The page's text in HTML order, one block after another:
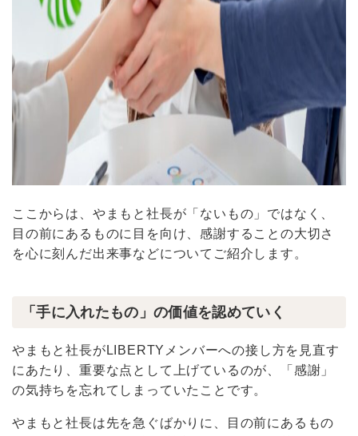
ここからは、やまもと社長が「ないもの」ではなく、
目の前にあるものに目を向け、感謝することの大切さ
を心に刻んだ出来事などについてご紹介します。
「手に入れたもの」の価値を認めていく
やまもと社長がLIBERTYメンバーへの接し方を見直す
にあたり、重要な点として上げているのが、「感謝」
の気持ちを忘れてしまっていたことです。
やまもと社長は先を急ぐばかりに、目の前にあるもの